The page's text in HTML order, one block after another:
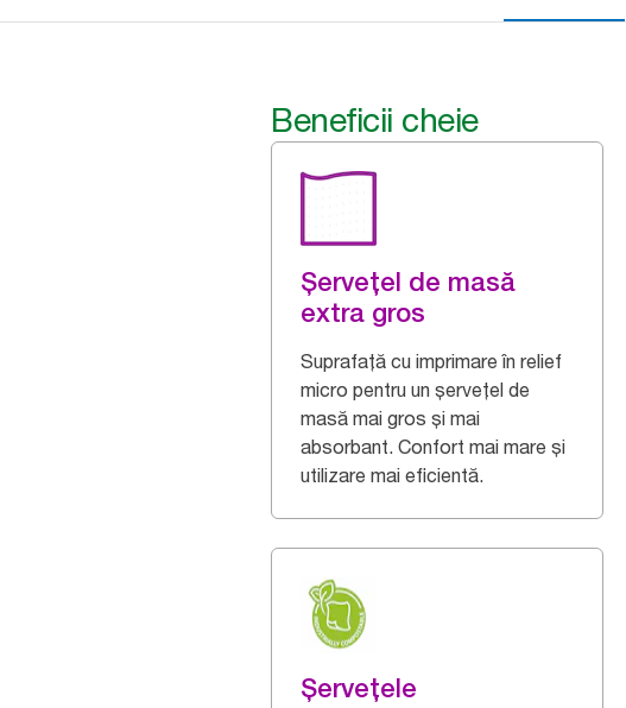
Beneficii cheie
Șerveţel de masă
extra gros
Suprafață cu imprimare în relief
micro pentru un şerveţel de
masă mai gros și mai
absorbant. Confort mai mare și
utilizare mai eficientă.
Șervețele